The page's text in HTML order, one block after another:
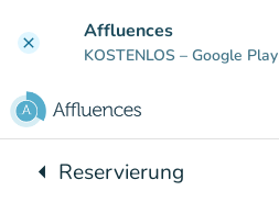
clear Affluences
KOSTENLOS – Google Play
arrow_leftZurück zu:
Reservierung